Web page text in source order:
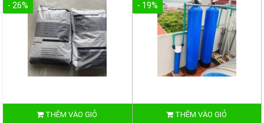
- 26%
THÊM VÀO GIỎ
- 19%
THÊM VÀO GIỎ